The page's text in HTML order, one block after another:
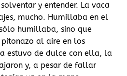
y entender. La vaca
mucho. Humillaba en el
humillaba, sino que
al aire en los
estuvo de dulce con ella, la
y, a pesar de fallar